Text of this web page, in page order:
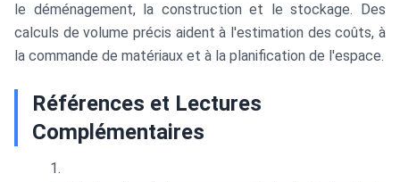
le déménagement, la construction et le stockage. Des
calculs de volume précis aident à l'estimation des coûts, à
la commande de matériaux et à la planification de l'espace.
Références et Lectures
Complémentaires